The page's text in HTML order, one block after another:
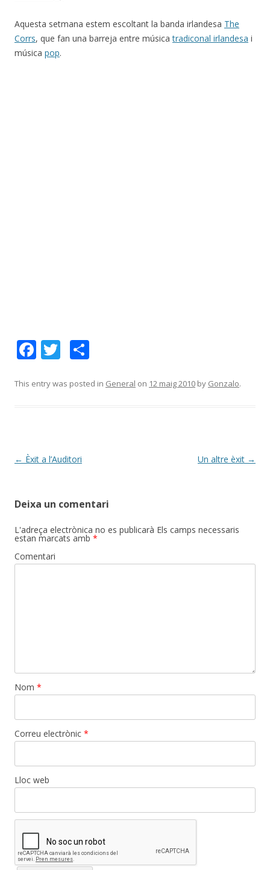
Aquesta setmana estem escoltant la banda irlandesa The
Corrs, que fan una barreja entre músicatradiconal irlandesa i
música pop.
F
e
k
T
itt m
This entry was posted in General on 12 maig 2010 by Gonzalo.
Post
← Èxit a l’Auditori Un altre èxit →
Deixa un comentari
L'adreça electrònica no es publicarà Els camps necessaris
estan marcats amb *
Comentari
Nom *
Correu electrònic *
Lloc web